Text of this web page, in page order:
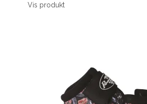
Vis produkt